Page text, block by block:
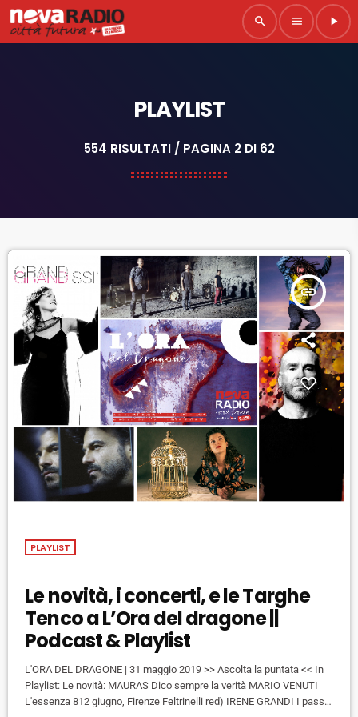
search menu play_arrow
PLAYLIST
554 RISULTATI / PAGINA 2 DI 62
insert_link
PLAYLIST
Le novità, i concerti, e le Targhe
Tenco a L’Ora del dragone ||
Podcast & Playlist
L'ORA DEL DRAGONE | 31 maggio 2019 >> Ascolta la puntata << In
Playlist: Le novità: MAURAS Dico sempre la verità MARIO VENUTI
L'essenza 812 giugno, Firenze Feltrinelli red) IRENE GRANDI I passi